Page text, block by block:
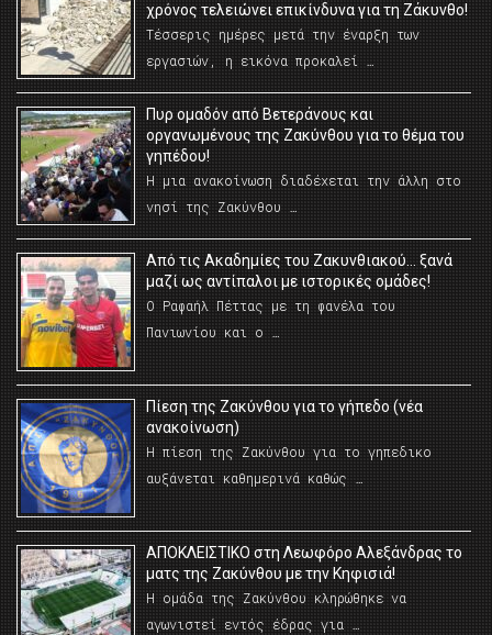
χρόνος τελειώνει επικίνδυνα για τη Ζάκυνθο!
Τέσσερις ημέρες μετά την έναρξη των
εργασιών, η εικόνα προκαλεί …
Πυρ ομαδόν από Βετεράνους και
οργανωμένους της Ζακύνθου για το θέμα του
γηπέδου!
Η μια ανακοίνωση διαδέχεται την άλλη στο
νησί της Ζακύνθου …
Από τις Ακαδημίες του Ζακυνθιακού… ξανά
μαζί ως αντίπαλοι με ιστορικές ομάδες!
Ο Ραφαήλ Πέττας με τη φανέλα του
Πανιωνίου και ο …
Πίεση της Ζακύνθου για το γήπεδο (νέα
ανακοίνωση)
Η πίεση της Ζακύνθου για το γηπεδικο
αυξάνεται καθημερινά καθώς …
AΠΟΚΛΕΙΣΤΙΚΟ στη Λεωφόρο Αλεξάνδρας το
ματς της Ζακύνθου με την Κηφισιά!
Η ομάδα της Ζακύνθου κληρώθηκε να
αγωνιστεί εντός έδρας για …